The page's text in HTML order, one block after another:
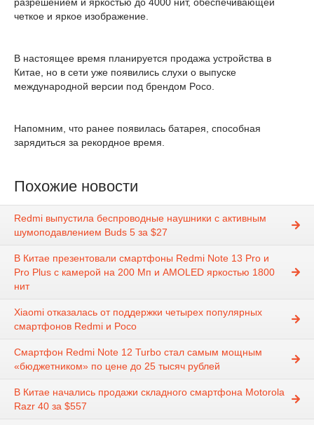
четкое и яркое изображение.
В настоящее время планируется продажа устройства в
Китае, но в сети уже появились слухи о выпуске
международной версии под брендом Poco.
Напомним, что ранее появилась батарея, способная
зарядиться за рекордное время.
Похожие новости
Redmi выпустила беспроводные наушники с активным
шумоподавлением Buds 5 за $27
В Китае презентовали смартфоны Redmi Note 13 Pro и
Pro Plus с камерой на 200 Мп и AMOLED яркостью 1800
нит
Xiaomi отказалась от поддержки четырех популярных
смартфонов Redmi и Poco
Смартфон Redmi Note 12 Turbo стал самым мощным
«бюджетником» по цене до 25 тысяч рублей
В Китае начались продажи складного смартфона Motorola
Razr 40 за $557